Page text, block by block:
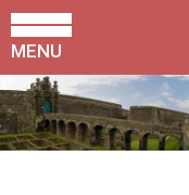
MENU